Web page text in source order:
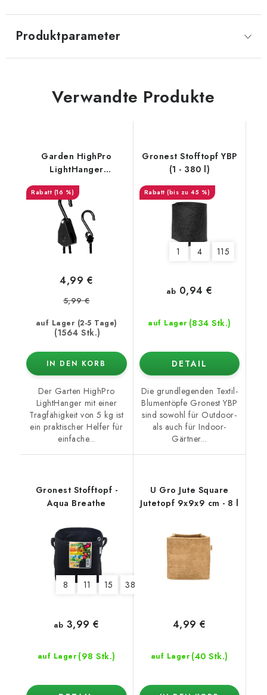
Produktparameter
Verwandte Produkte
Garden HighPro
LightHanger
Aufhängesystem,
Traglast 5 kg
(16 %)
auf Lager (2-5 Tage)
(1564 Stk.)
4,99 €
5,99 €
IN DEN KORB
Der Garten HighPro
LightHanger mit einer
Tragfähigkeit von 5 kg ist
ein praktischer Helfer für
einfache...
Gronest Stofftopf YBP
(1 - 380 l)
(bis zu 45 %)
1 4 115
auf Lager (834 Stk.)
ab 0,94 €
DETAIL
Die grundlegenden Textil-
Blumentöpfe Gronest YBP
sind sowohl für Outdoor-
als auch für Indoor-
Gärtner...
Gronest Stofftopf -
Aqua Breathe
8 11 15 380
auf Lager (98 Stk.)
ab 3,99 €
U Gro Jute Square
Jutetopf 9x9x9 cm - 8 l
auf Lager (40 Stk.)
4,99 €